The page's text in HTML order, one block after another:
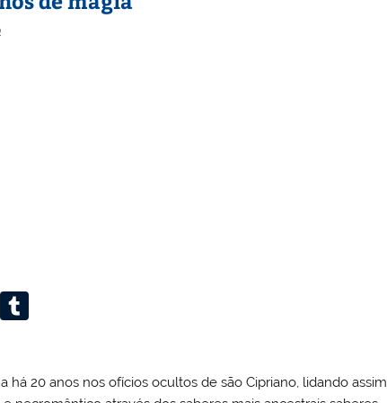
Li
bl
há 20 anos nos ofícios ocultos de são Cipriano, lidando assim